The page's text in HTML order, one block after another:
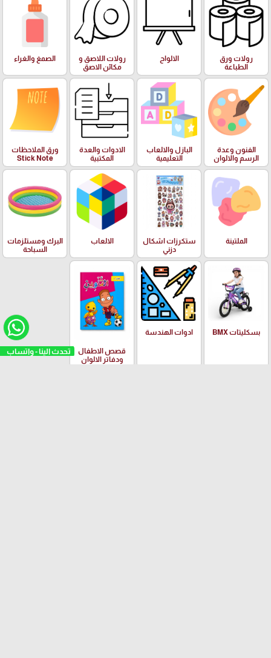
تحدث الينا - واتساب
رولات ورق
الطباعة
الالواح
رولات اللاصق و
مكائن الاصق
الصمغ والغراء
الفنون وعدة
الرسم والالوان
البازل والالعاب
التعليمية
الادوات والعدة
المكتبية
ورق الملاحظات
Stick Note
الملتينة
ستكرزات اشكال
دزني
الالعاب
البرك ومستلزمات
السباحة
بسكليتات BMX ادوات الهندسة
قصص الاطفال
ودفاتر الالوان